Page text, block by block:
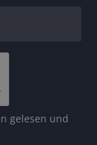
gelesen und